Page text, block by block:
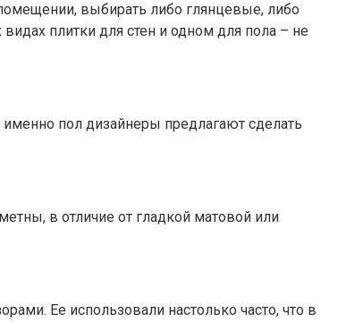
выбирать либо глянцевые, либо
плитки для стен и одном для пола – не
пол дизайнеры предлагают сделать
в отличие от гладкой матовой или
Ее использовали настолько часто, что в